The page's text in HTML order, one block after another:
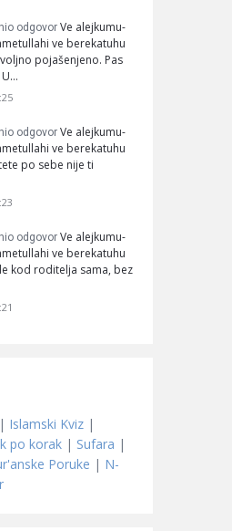
odgovor Ve alejkumu-
ve berekatuhu
pojašenjeno. Pas
U…
odgovor Ve alejkumu-
ve berekatuhu
po sebe nije ti
odgovor Ve alejkumu-
ve berekatuhu
kod roditelja sama, bez
| Islamski Kviz |
po korak | Sufara |
Poruke | N-